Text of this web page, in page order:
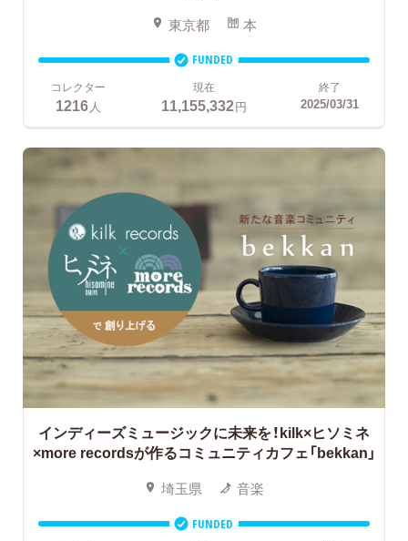
東京都 本
FUNDED
コレクター
1216 人
現在
11,155,332円
終了
2025/03/31
インディーズミュージックに未来を！kilk×ヒソミネ
×more recordsが作るコミュニティカフェ「bekkan」
埼玉県 音楽
FUNDED